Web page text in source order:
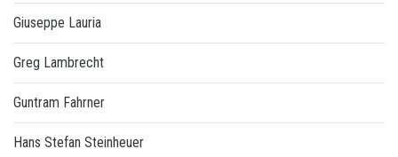
Giuseppe Lauria
Greg Lambrecht
Guntram Fahrner
Hans Stefan Steinheuer